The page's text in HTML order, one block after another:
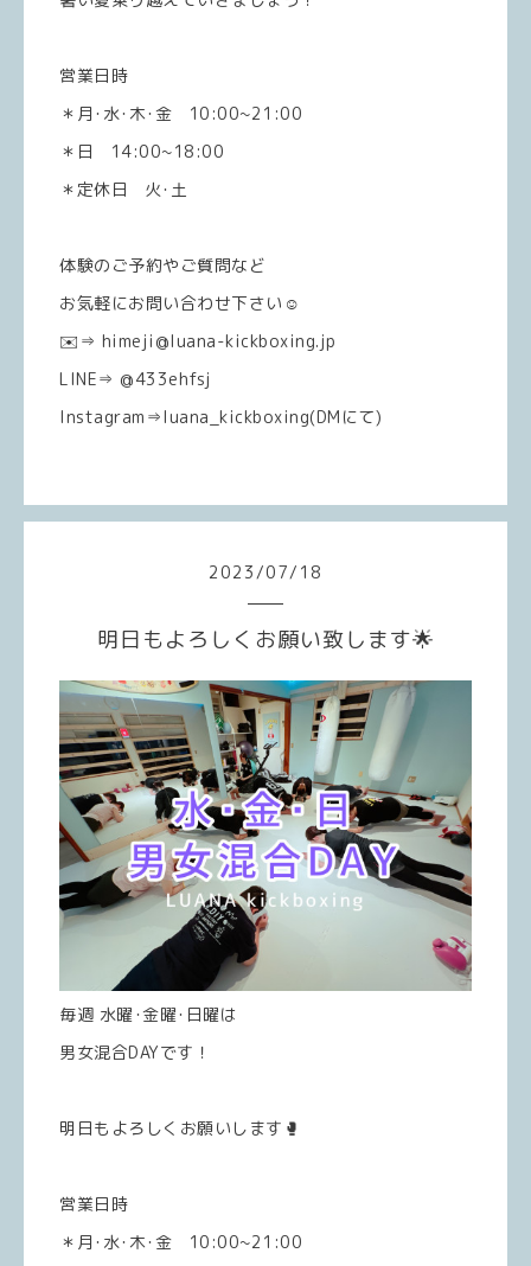
営業日時
＊月･水･木･金 10:00~21:00
＊日 14:00~18:00
＊定休日 火･土
体験のご予約やご質問など
お気軽にお問い合わせ下さい☺️
✉️⇒ himeji@luana-kickboxing.jp
LINE⇒ @433ehfsj
Instagram⇒luana_kickboxing(DMにて)
2023/07/ 18
明日もよろしくお願い致します🌟
毎週 水曜･金曜･日曜は
男女混合DAYです！
明日もよろしくお願いします🥊
営業日時
＊月･水･木･金 10:00~21:00